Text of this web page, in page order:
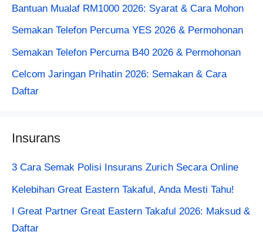
Bantuan Mualaf RM1000 2026: Syarat & Cara Mohon
Semakan Telefon Percuma YES 2026 & Permohonan
Semakan Telefon Percuma B40 2026 & Permohonan
Celcom Jaringan Prihatin 2026: Semakan & Cara
Daftar
Insurans
3 Cara Semak Polisi Insurans Zurich Secara Online
Kelebihan Great Eastern Takaful, Anda Mesti Tahu!
I Great Partner Great Eastern Takaful 2026: Maksud &
Daftar